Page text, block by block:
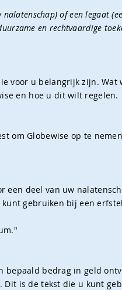
of een legaat
en rechtvaardige
voor u belangrijk zijn. Wat
en hoe u dit wilt regelen.
om Globewise op te
een deel van uw
gebruiken bij een
bepaald bedrag in geld
Dit is de tekst die u kunt